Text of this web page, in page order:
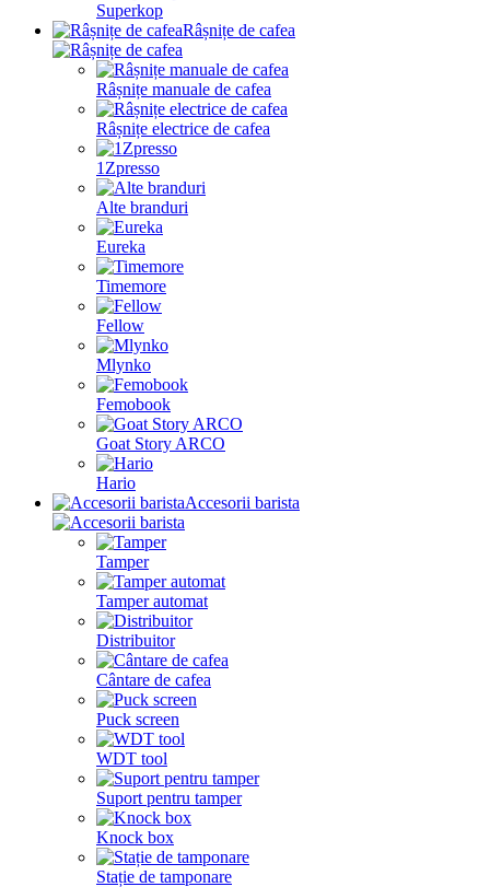
Superkop
Râșnițe de cafea
Râșnițe manuale de cafea
Râșnițe electrice de cafea
1Zpresso
Alte branduri
Eureka
Timemore
Fellow
Mlynko
Femobook
Goat Story ARCO
Hario
Accesorii barista
Tamper
Tamper automat
Distribuitor
Cântare de cafea
Puck screen
WDT tool
Suport pentru tamper
Knock box
Stație de tamponare